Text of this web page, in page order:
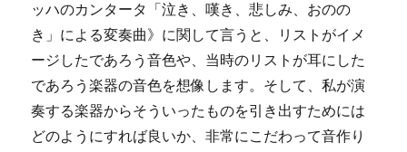
ッハのカンタータ「泣き、嘆き、悲しみ、おのの
き」による変奏曲》に関して言うと、リストがイメ
ージしたであろう音色や、当時のリストが耳にした
であろう楽器の音色を想像します。そして、私が演
奏する楽器からそういったものを引き出すためには
どのようにすれば良いか、非常にこだわって音作り